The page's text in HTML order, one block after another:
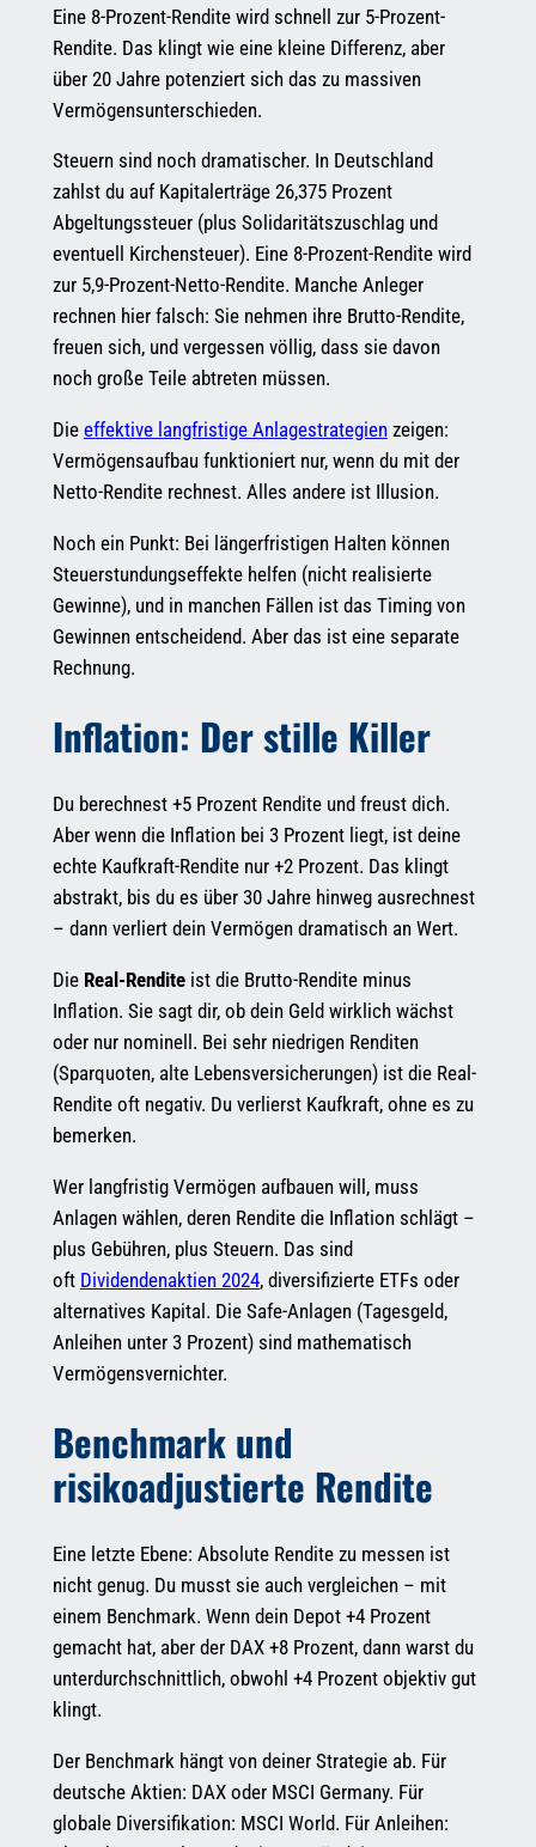
Eine 8-Prozent-Rendite wird schnell zur 5-Prozent-
Rendite. Das klingt wie eine kleine Differenz, aber
über 20 Jahre potenziert sich das zu massiven
Vermögensunterschieden.
Steuern sind noch dramatischer. In Deutschland
zahlst du auf Kapitalerträge 26,375 Prozent
Abgeltungssteuer (plus Solidaritätszuschlag und
eventuell Kirchensteuer). Eine 8-Prozent-Rendite wird
zur 5,9-Prozent-Netto-Rendite. Manche Anleger
rechnen hier falsch: Sie nehmen ihre Brutto-Rendite,
freuen sich, und vergessen völlig, dass sie davon
noch große Teile abtreten müssen.
Die effektive langfristige Anlagestrategienzeigen:
Vermögensaufbau funktioniert nur, wenn du mit der
Netto-Rendite rechnest. Alles andere ist Illusion.
Noch ein Punkt: Bei längerfristigen Halten können
Steuerstundungseffekte helfen (nicht realisierte
Gewinne), und in manchen Fällen ist das Timing von
Gewinnen entscheidend. Aber das ist eine separate
Rechnung.
Inflation: Der stille Killer
Du berechnest +5 Prozent Rendite und freust dich.
Aber wenn die Inflation bei 3 Prozent liegt, ist deine
echte Kaufkraft-Rendite nur +2 Prozent. Das klingt
abstrakt, bis du es über 30 Jahre hinweg ausrechnest
– dann verliert dein Vermögen dramatisch an Wert.
Die Real-Renditeist die Brutto-Rendite minus
Inflation. Sie sagt dir, ob dein Geld wirklich wächst
oder nur nominell. Bei sehr niedrigen Renditen
(Sparquoten, alte Lebensversicherungen) ist die Real-
Rendite oft negativ. Du verlierst Kaufkraft, ohne es zu
bemerken.
Wer langfristig Vermögen aufbauen will, muss
Anlagen wählen, deren Rendite die Inflation schlägt –
plus Gebühren, plus Steuern. Das sind
oft Dividendenaktien 2024, diversifizierte ETFs oder
alternatives Kapital. Die Safe-Anlagen (Tagesgeld,
Anleihen unter 3 Prozent) sind mathematisch
Vermögensvernichter.
Benchmark und
risikoadjustierte Rendite
Eine letzte Ebene: Absolute Rendite zu messen ist
nicht genug. Du musst sie auch vergleichen – mit
einem Benchmark. Wenn dein Depot +4 Prozent
gemacht hat, aber der DAX +8 Prozent, dann warst du
unterdurchschnittlich, obwohl +4 Prozent objektiv gut
klingt.
Der Benchmark hängt von deiner Strategie ab. Für
deutsche Aktien: DAX oder MSCI Germany. Für
globale Diversifikation: MSCI World. Für Anleihen: